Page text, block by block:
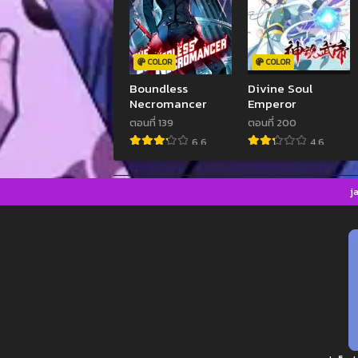
COLOR
Boundless
Necromancer
ตอนที่ 139
6.6
COLOR
Divine Soul
Emperor
ตอนที่ 200
4.6